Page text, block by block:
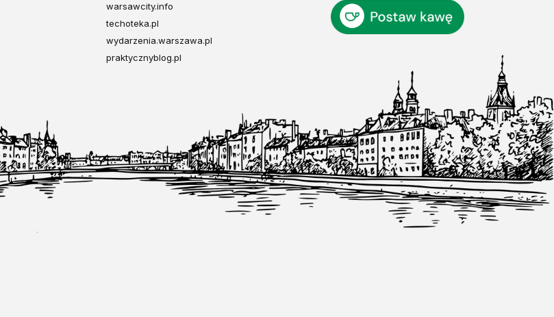
warsawcity.info
techoteka.pl
wydarzenia.warszawa.pl
praktycznyblog.pl